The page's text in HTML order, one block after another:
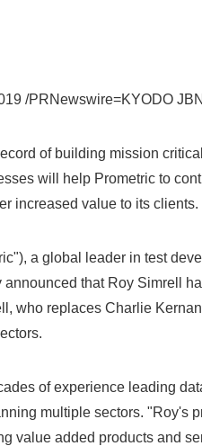
/PRNewswire=KYODO
of building mission
will help Prometric to
increased value to its clients.
a global leader in test
announced that Roy Simrell
who replaces Charlie
of experience leading
multiple sectors. "Roy's
value added products and
English